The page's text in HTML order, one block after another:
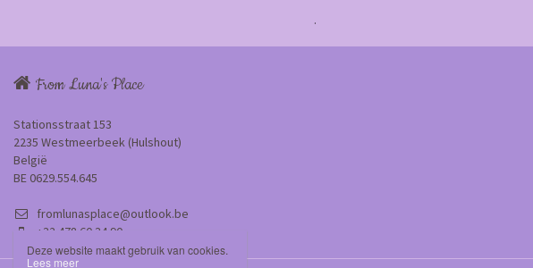
.
From Luna's Place
Stationsstraat 153
2235 Westmeerbeek (Hulshout)
België
BE 0629.554.645
fromlunasplace@outlook.be
+32 478 60 34 90
Deze website maakt gebruik van cookies.
Lees meer